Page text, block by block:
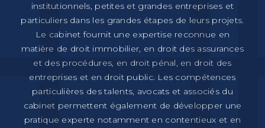
institutionnels, petites et grandes entreprises et
particuliers dans les grandes étapes de leurs projets.
Le cabinet fournit une expertise reconnue en
matière de droit immobilier, en droit des assurances
et des procédures, en droit pénal, en droit des
entreprises et en droit public. Les compétences
particulières des talents, avocats et associés du
cabinet permettent également de développer une
pratique experte notamment en contentieux et en